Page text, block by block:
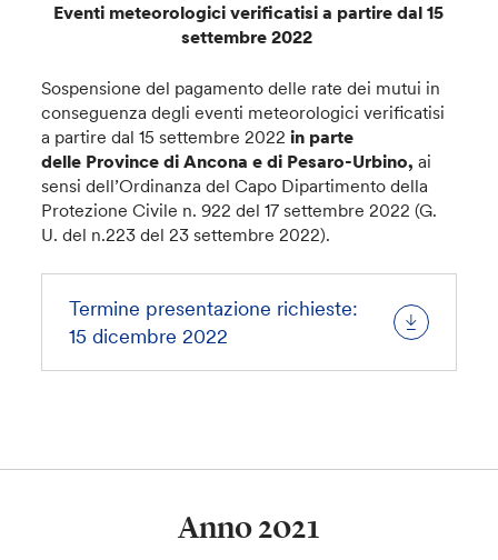
Eventi meteorologici verificatisi a partire dal 15
settembre 2022
Sospensione del pagamento delle rate dei mutui in
conseguenza degli eventi meteorologici verificatisi
a partire dal 15 settembre 2022 in parte
delle Province di Ancona e di Pesaro-Urbino, ai
sensi dell’Ordinanza del Capo Dipartimento della
Protezione Civile n. 922 del 17 settembre 2022 (G.
U. del n.223 del 23 settembre 2022).
Termine presentazione richieste:
15 dicembre 2022
Anno 2021